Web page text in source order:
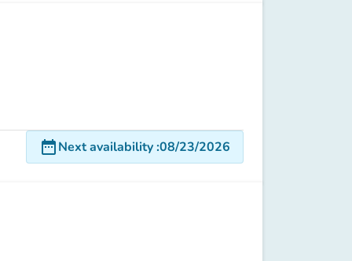
date_rangeNext availability:08/23/2026